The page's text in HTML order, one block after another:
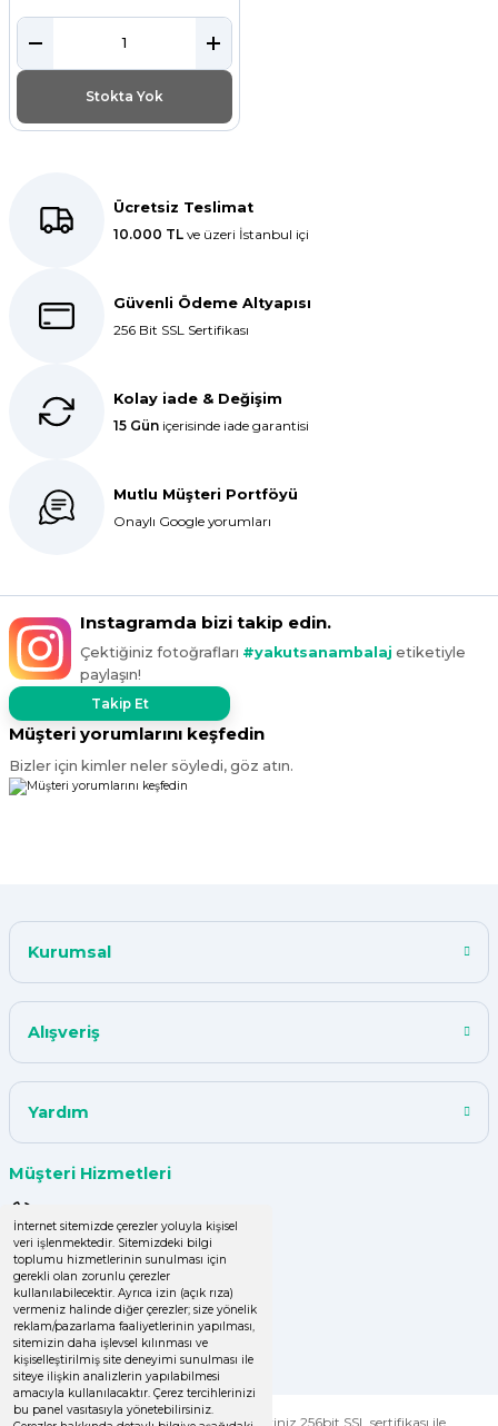
İnternet sitemizde çerezler yoluyla kişisel
veri işlenmektedir. Sitemizdeki bilgi
toplumu hizmetlerinin sunulması için
gerekli olan zorunlu çerezler
kullanılabilecektir. Ayrıca izin (açık rıza)
vermeniz halinde diğer çerezler; size yönelik
reklam/pazarlama faaliyetlerinin yapılması,
sitemizin daha işlevsel kılınması ve
kişiselleştirilmiş site deneyimi sunulması ile
siteye ilişkin analizlerin yapılabilmesi
amacıyla kullanılacaktır. Çerez tercihlerinizi
bu panel vasıtasıyla yönetebilirsiniz.
Stokta Yok
Ücretsiz Teslimat
10.000 TL ve üzeri İstanbul içi
Güvenli Ödeme Altyapısı
256 Bit SSL Sertifikası
Kolay iade & Değişim
15 Gün içerisinde iade garantisi
Mutlu Müşteri Portföyü
Onaylı Google yorumları
Instagramda bizi takip edin.
Çektiğiniz fotoğrafları #yakutsanambalaj etiketiyle
paylaşın!
Takip Et
Müşteri yorumlarını keşfedin
Bizler için kimler neler söyledi, göz atın.
Kurumsal
Alışveriş
Yardım
Müşteri Hizmetleri
0 (536) 060 16 65
info@yakutsanambalaj.com.tr
İletişim Bilgilerimiz
© Tüm Hakları Saklıdır. Kredi kartı bilgileriniz 256bit SSL sertifikası ile